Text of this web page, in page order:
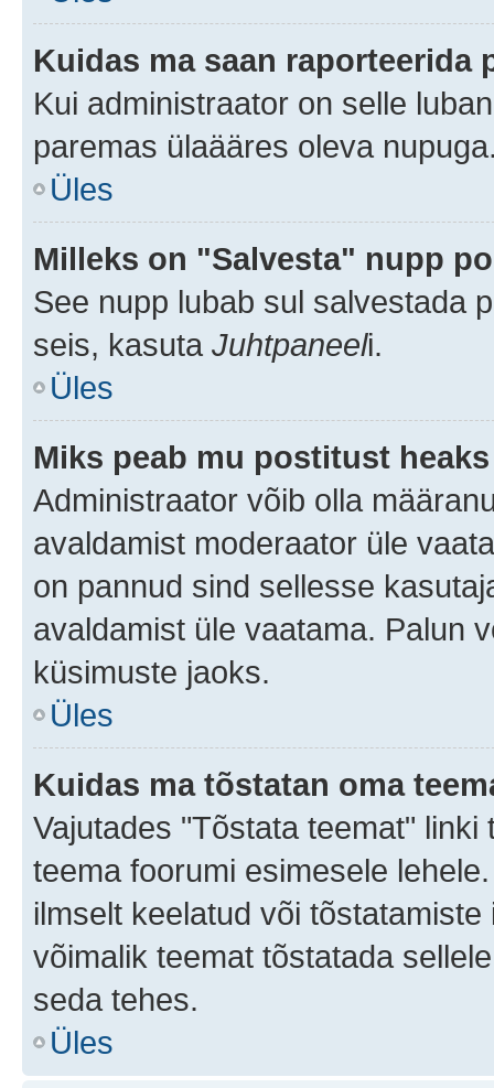
Kuidas ma saan raporteerida
Kui administraator on selle
paremas ülaääres oleva
Üles
Milleks on "Salvesta" nupp
See nupp lubab sul salvestada
seis, kasuta Juhtpaneeli.
Üles
Miks peab mu postitust
Administraator võib olla
avaldamist moderaator üle
on pannud sind sellesse
avaldamist üle vaatama. Palun
küsimuste jaoks.
Üles
Kuidas ma tõstatan oma
Vajutades "Tõstata teemat"
teema foorumi esimesele
ilmselt keelatud või
võimalik teemat tõstatada
seda tehes.
Üles